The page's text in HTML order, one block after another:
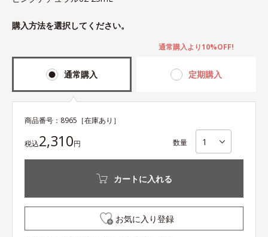
購入方法を選択してください。
通常購入 定期購入
通常購入より10%OFF!
商品番号： 8965 ［在庫あり］
税込2,310円 数量
カートに入れる
お気に入り登録